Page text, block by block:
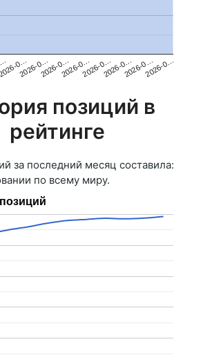
0…
2026-0…2026-0…2026-0…2026-0…2026-0…2026-0…2026-0…
позиций в
рейтинге
за последний месяц составила:
по всему миру.